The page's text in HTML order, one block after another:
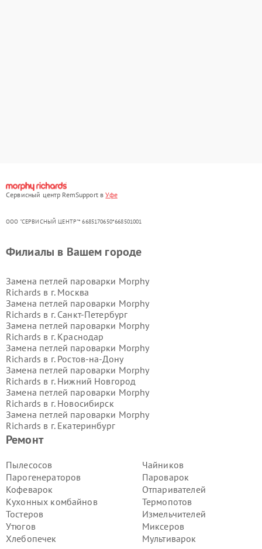
Сервисный центр RemSupport вУфе
ООО "СЕРВИСНЫЙ ЦЕНТР"* 6685170650*668501001
Ремонт
Пылесосов
Парогенераторов
Кофеварок
Кухонных комбайнов
Тостеров
Утюгов
Хлебопечек
Чайников
Пароварок
Отпаривателей
Термопотов
Измельчителей
Миксеров
Мультиварок
Филиалы в Вашем городе
Замена петлей пароварки Morphy
Richards в г. Москва
Замена петлей пароварки Morphy
Richards в г. Санкт-Петербург
Замена петлей пароварки Morphy
Richards в г. Краснодар
Замена петлей пароварки Morphy
Richards в г. Ростов-на-Дону
Замена петлей пароварки Morphy
Richards в г. Нижний Новгород
Замена петлей пароварки Morphy
Richards в г. Новосибирск
Замена петлей пароварки Morphy
Richards в г. Екатеринбург
Замена петлей пароварки Morphy
Richards в г.
Richards в г.
Замена петлей пароварки Morphy
Richards в г.
Замена петлей пароварки Morphy
Richards в г.
Замена петлей пароварки Morphy
Richards в г.